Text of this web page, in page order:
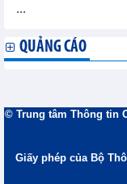
...
QUẢNG CÁO
© Trung tâm Thông tin
Giấy phép của Bộ